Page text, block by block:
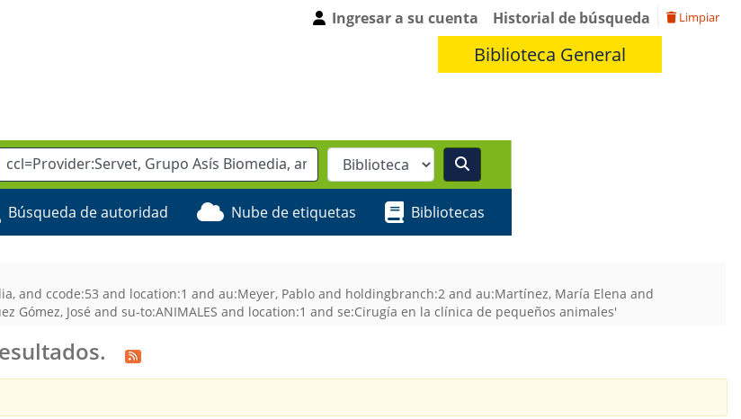
Ingresar a su cuenta Historial de búsqueda Limpiar
Biblioteca General
Búsqueda de autoridad Nube de etiquetas Bibliotecas
and ccode:53 and location:1 and au:Meyer, Pablo and holdingbranch:2 and au:Martínez, María Elena and
Gómez, José and su-to:ANIMALES and location:1 and se:Cirugía en la clínica de pequeños animales'